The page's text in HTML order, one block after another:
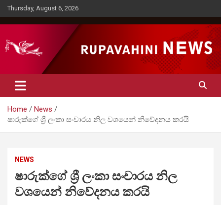
Skip
to
content
Thursday, August 6, 2026
Rupavahini News
Home
News
ෂාරුක්ගේ ශ්‍රී ලංකා සංචාරය නිල වශයෙන් නිවේදනය කරයි
NEWS
ෂාරුක්ගේ ශ්‍රී ලංකා සංචාරය නිල
වශයෙන් නිවේදනය කරයි